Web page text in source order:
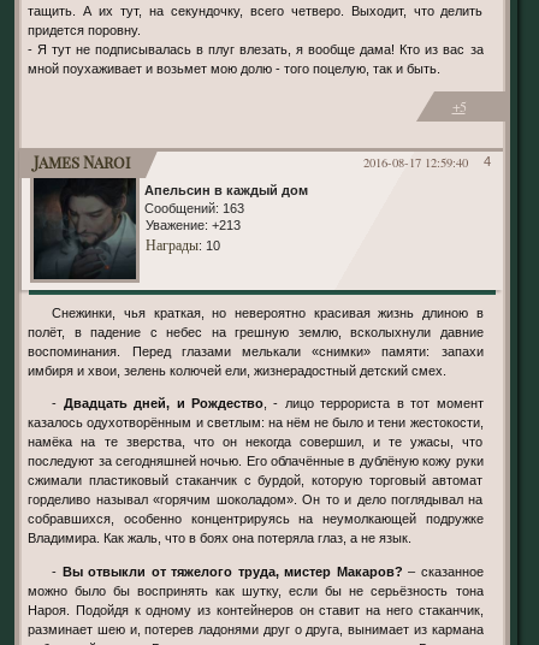
тащить. А их тут, на секундочку, всего четверо. Выходит, что делить
придется поровну.
- Я тут не подписывалась в плуг влезать, я вообще дама! Кто из вас за
мной поухаживает и возьмет мою долю - того поцелую, так и быть.
+5
4
2016-08-17 12:59:40
James Naroi
Апельсин в каждый дом
Сообщений: 163
Уважение: +213
Награды: 10
Снежинки, чья краткая, но невероятно красивая жизнь длиною в
полёт, в падение с небес на грешную землю, всколыхнули давние
воспоминания. Перед глазами мелькали «снимки» памяти: запахи
имбиря и хвои, зелень колючей ели, жизнерадостный детский смех.
Двадцать дней, и Рождество, - лицо террориста в тот момент
казалось одухотворённым и светлым: на нём не было и тени жестокости,
намёка на те зверства, что он некогда совершил, и те ужасы, что
последуют за сегодняшней ночью. Его облачённые в дублёную кожу руки
сжимали пластиковый стаканчик с бурдой, которую торговый автомат
горделиво называл «горячим шоколадом». Он то и дело поглядывал на
собравшихся, особенно концентрируясь на неумолкающей подружке
Владимира. Как жаль, что в боях она потеряла глаз, а не язык.
Вы отвыкли от тяжелого труда, мистер Макаров?– сказанное
можно было бы воспринять как шутку, если бы не серьёзность тона
Нароя. Подойдя к одному из контейнеров он ставит на него стаканчик,
разминает шею и, потерев ладонями друг о друга, вынимает из кармана